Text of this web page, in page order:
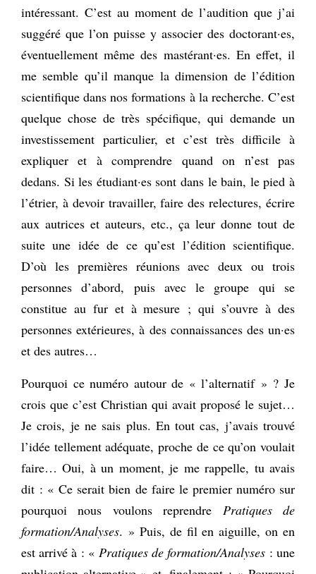
intéressant. C’est au moment de l’audition que j’ai
suggéré que l’on puisse y associer des doctorant·es,
éventuellement même des mastérant·es. En effet, il
me semble qu’il manque la dimension de l’édition
scientifique dans nos formations à la recherche. C’est
quelque chose de très spécifique, qui demande un
investissement particulier, et c’est très difficile à
expliquer et à comprendre quand on n’est pas
dedans. Si les étudiant·es sont dans le bain, le pied à
l’étrier, à devoir travailler, faire des relectures, écrire
aux autrices et auteurs, etc., ça leur donne tout de
suite une idée de ce qu’est l’édition scientifique.
D’où les premières réunions avec deux ou trois
personnes d’abord, puis avec le groupe qui se
constitue au fur et à mesure ; qui s’ouvre à des
personnes extérieures, à des connaissances des un·es
et des autres…
Pourquoi ce numéro autour de « l’alternatif » ? Je
crois que c’est Christian qui avait proposé le sujet…
Je crois, je ne sais plus. En tout cas, j’avais trouvé
l’idée tellement adéquate, proche de ce qu’on voulait
faire… Oui, à un moment, je me rappelle, tu avais
dit : « Ce serait bien de faire le premier numéro sur
pourquoi nous voulons reprendre Pratiques de
formation/Analyses. » Puis, de fil en aiguille, on en
est arrivé à : « Pratiques de formation/Analyses : une